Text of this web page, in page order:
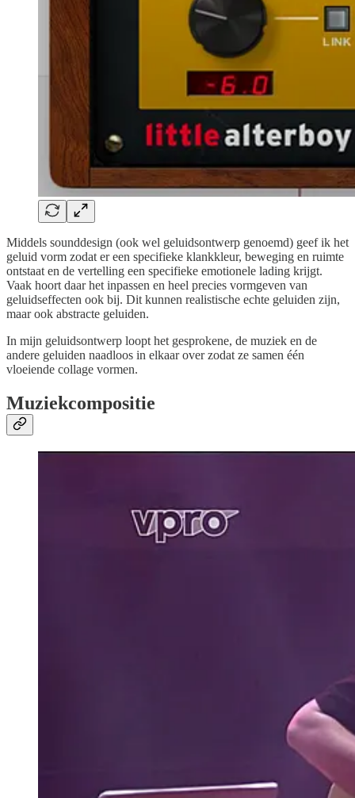
Middels sounddesign (ook wel geluidsontwerp genoemd) geef ik het
geluid vorm zodat er een specifieke klankkleur, beweging en ruimte
ontstaat en de vertelling een specifieke emotionele lading krijgt.
Vaak hoort daar het inpassen en heel precies vormgeven van
geluidseffecten ook bij. Dit kunnen realistische echte geluiden zijn,
maar ook abstracte geluiden.
In mijn geluidsontwerp loopt het gesprokene, de muziek en de
andere geluiden naadloos in elkaar over zodat ze samen één
vloeiende collage vormen.
Muziekcompositie